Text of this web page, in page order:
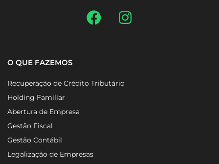
O QUE FAZEMOS
Recuperação de Crédito Tributário
Holding Familiar
Abertura de Empresa
Gestão Fiscal
Gestão Contábil
Legalização de Empresas